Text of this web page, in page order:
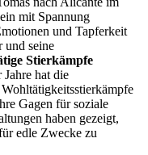
mit Spannung
und Tapferkeit
und seine
Stierkämpfe
hat die
Gagen für soziale
haben gezeigt,
edle Zwecke zu